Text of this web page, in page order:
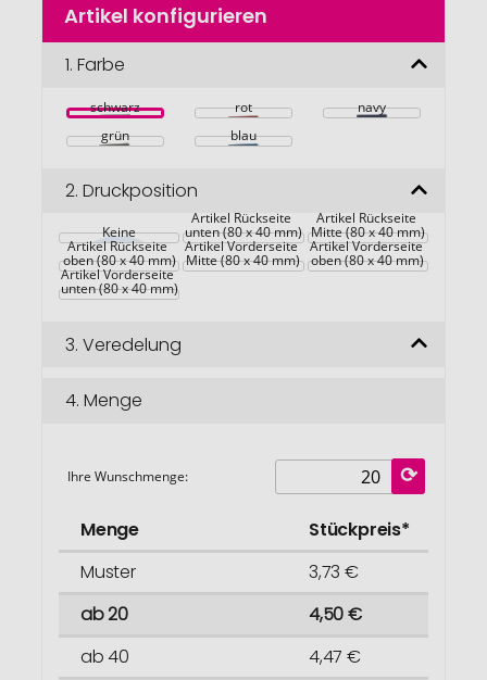
Anfang
Bildgalerie
Artikel konfigurieren
1. Farbe
schwarz rot
navy
grün
blau
2. Druckposition
Keine
Artikel Rückseite
unten (80 x 40 mm)
Artikel Rückseite
Mitte (80 x 40 mm)
Artikel Rückseite
oben (80 x 40 mm)
Artikel Vorderseite
Mitte (80 x 40 mm)
Artikel Vorderseite
oben (80 x 40 mm)
Artikel Vorderseite
unten (80 x 40 mm)
3. Veredelung
4. Menge
Ihre Wunschmenge:
Menge
Stückpreis*
Muster
3,73 €
ab 20
4,50 €
ab 40
4,47 €